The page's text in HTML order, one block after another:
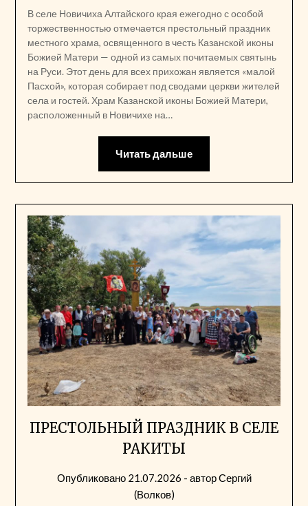
В селе Новичиха Алтайского края ежегодно с особой
торжественностью отмечается престольный праздник
местного храма, освященного в честь Казанской иконы
Божией Матери — одной из самых почитаемых святынь
на Руси. Этот день для всех прихожан является «малой
Пасхой», которая собирает под сводами церкви жителей
села и гостей. Храм Казанской иконы Божией Матери,
расположенный в Новичихе на…
Читать дальше
ПРЕСТОЛЬНЫЙ ПРАЗДНИК В СЕЛЕ
РАКИТЫ
Опубликовано 21.07.2026 - авторСергий
(Волков)